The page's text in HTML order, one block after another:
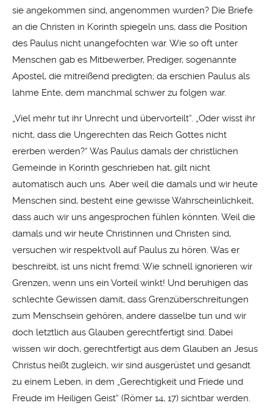
sie angekommen sind, angenommen wurden? Die Briefe
an die Christen in Korinth spiegeln uns, dass die Position
des Paulus nicht unangefochten war. Wie so oft unter
Menschen gab es Mitbewerber, Prediger, sogenannte
Apostel, die mitreißend predigten; da erschien Paulus als
lahme Ente, dem manchmal schwer zu folgen war.
„Viel mehr tut ihr Unrecht und übervorteilt“. „Oder wisst ihr
nicht, dass die Ungerechten das Reich Gottes nicht
ererben werden?“ Was Paulus damals der christlichen
Gemeinde in Korinth geschrieben hat, gilt nicht
automatisch auch uns. Aber weil die damals und wir heute
Menschen sind, besteht eine gewisse Wahrscheinlichkeit,
dass auch wir uns angesprochen fühlen könnten. Weil die
damals und wir heute Christinnen und Christen sind,
versuchen wir respektvoll auf Paulus zu hören. Was er
beschreibt, ist uns nicht fremd: Wie schnell ignorieren wir
Grenzen, wenn uns ein Vorteil winkt! Und beruhigen das
schlechte Gewissen damit, dass Grenzüberschreitungen
zum Menschsein gehören, andere dasselbe tun und wir
doch letztlich aus Glauben gerechtfertigt sind. Dabei
wissen wir doch, gerechtfertigt aus dem Glauben an Jesus
Christus heißt zugleich, wir sind ausgerüstet und gesandt
zu einem Leben, in dem „Gerechtigkeit und Friede und
Freude im Heiligen Geist“ (Römer 14, 17) sichtbar werden.